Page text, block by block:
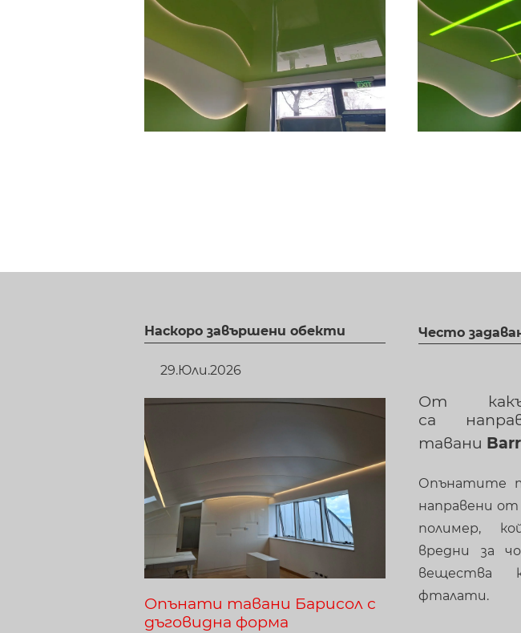
Наскоро завършени обекти
29.Юли.2026
Опънати тавани Барисол с
дъговидна форма
Често
От
са
тавани
Опънатите
направени от
полимер,
вредни за
вещества
фталати.